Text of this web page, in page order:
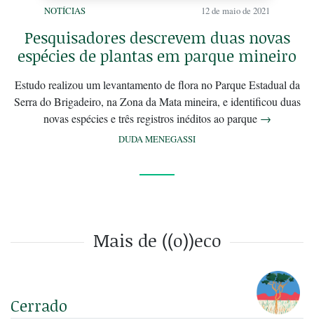
NOTÍCIAS 12 de maio de 2021
Pesquisadores descrevem duas novas
espécies de plantas em parque mineiro
Estudo realizou um levantamento de flora no Parque Estadual da
Serra do Brigadeiro, na Zona da Mata mineira, e identificou duas
novas espécies e três registros inéditos ao parque →
DUDA MENEGASSI
Mais de ((o))eco
Cerrado